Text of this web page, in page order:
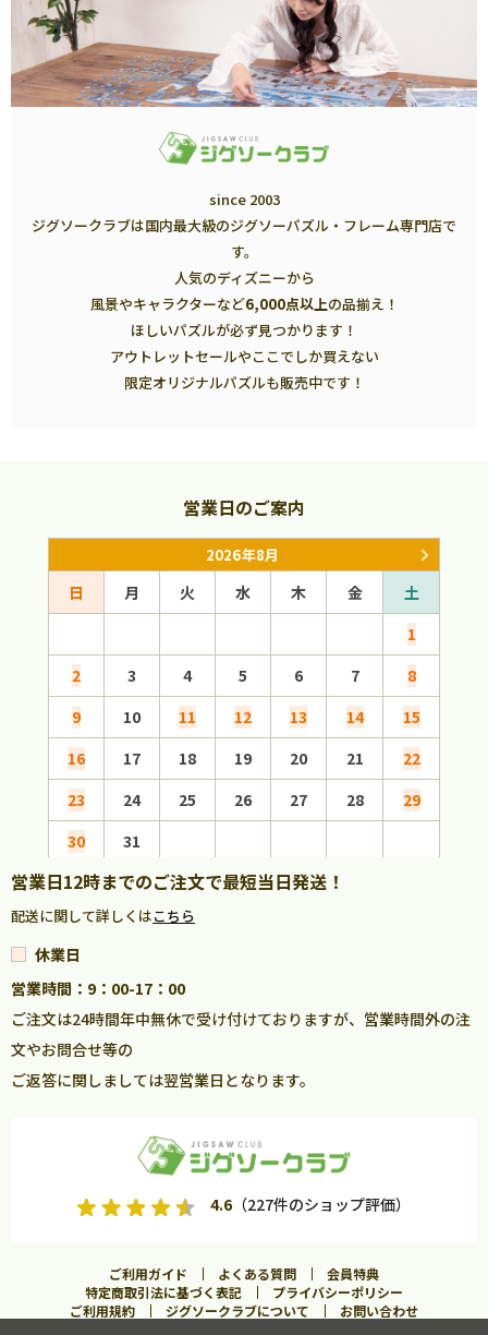
since 2003
ジグソークラブは国内最大級のジグソーパズル・フレーム専門店で
す。
人気のディズニーから
風景やキャラクターなど6,000点以上の品揃え！
ほしいパズルが必ず見つかります！
アウトレットセールやここでしか買えない
限定オリジナルパズルも販売中です！
営業日のご案内
2026年8月
日 月 火 水 木 金
土
1
2
3 4 5 6 7
8
9
10 11 12 13 14
15
16
17 18 19 20 21
22
23
24 25 26 27 28
29
30
31
営業日12時までのご注文で最短当日発送！
配送に関して詳しくはこちら
休業日
営業時間：9：00-17：00
ご注文は24時間年中無休で受け付けておりますが、営業時間外の注
文やお問合せ等の
ご返答に関しましては翌営業日となります。
4.6（227件のショップ評価）
ご利用ガイド よくある質問
会員特典
特定商取引法に基づく表記
プライバシーポリシー
ご利用規約
ジグソークラブについて お問い合わせ